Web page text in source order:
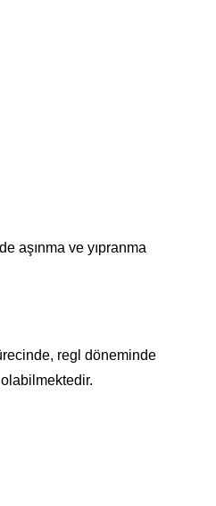
aşınma ve yıpranma
regl döneminde